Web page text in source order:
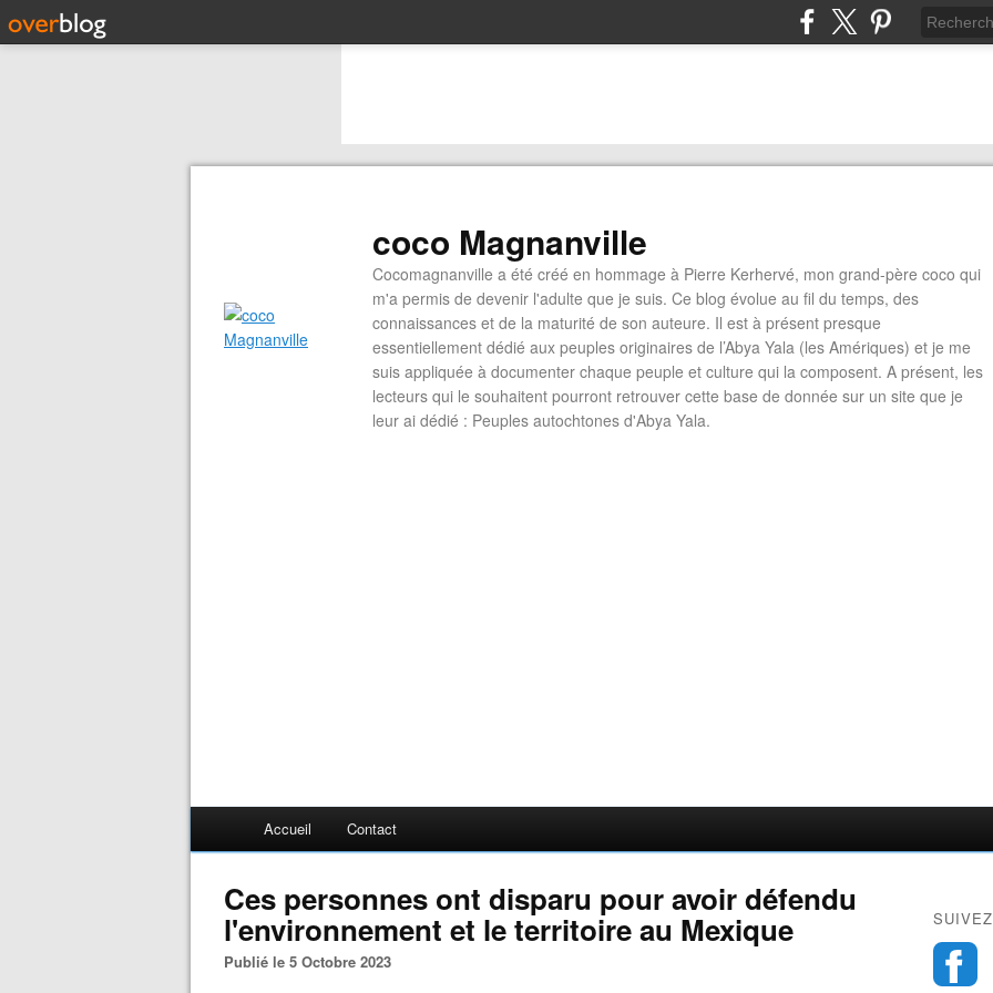
coco Magnanville
Cocomagnanville a été créé en hommage à Pierre Kerhervé, mon grand-père coco qui
m'a permis de devenir l'adulte que je suis. Ce blog évolue au fil du temps, des
connaissances et de la maturité de son auteure. Il est à présent presque
essentiellement dédié aux peuples originaires de l’Abya Yala (les Amériques) et je me
suis appliquée à documenter chaque peuple et culture qui la composent. A présent, les
lecteurs qui le souhaitent pourront retrouver cette base de donnée sur un site que je
leur ai dédié : Peuples autochtones d'Abya Yala.
Accueil Contact
Ces personnes ont disparu pour avoir défendu
l'environnement et le territoire au Mexique
Publié le 5 Octobre 2023